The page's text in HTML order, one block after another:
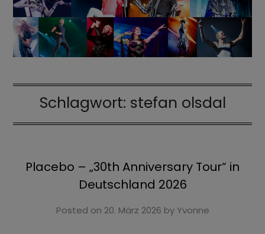
Schlagwort: stefan olsdal
Placebo – „30th Anniversary Tour“ in
Deutschland 2026
Posted on 20. März 2026 byYvonne